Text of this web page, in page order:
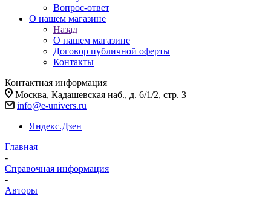
Вопрос-ответ
О нашем магазине
Назад
О нашем магазине
Договор публичной оферты
Контакты
Контактная информация
Москва, Кадашевская наб., д. 6/1/2, стр. 3
info@e-univers.ru
Яндекс.Дзен
Главная
-
Справочная информация
-
Авторы